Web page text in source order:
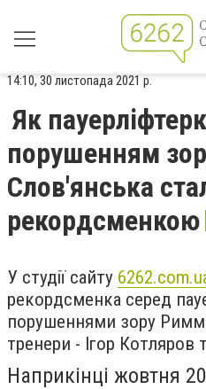
14:10, 30 листопада 2021 р.
Як
порушенням
Слов'янська
рекордсменкою
У студії сайту
рекордсменка серед
порушеннями зору
тренери - Ігор Котляров
Наприкінці жовтня